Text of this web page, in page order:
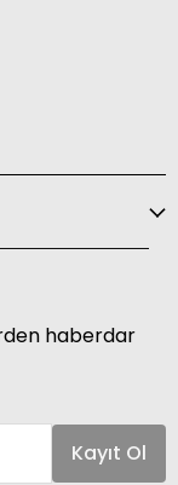
haberdar
Kayıt Ol